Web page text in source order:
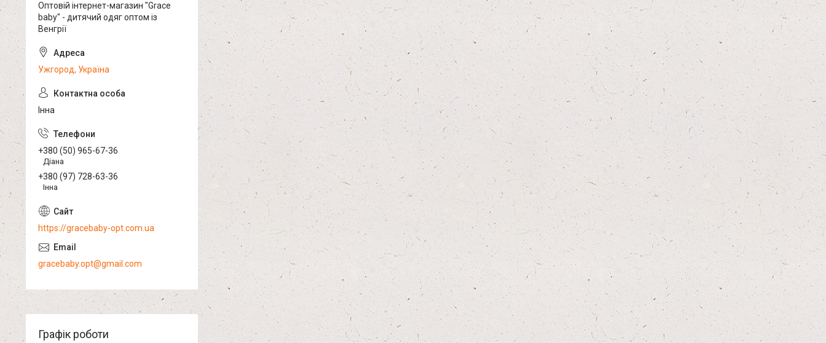
Оптовій інтернет-магазин "Grace
baby" - дитячий одяг оптом із
Венгрії
Ужгород, Україна
Інна
+380 (50) 965-67-36
Діана
+380 (97) 728-63-36
Інна
https://gracebaby-opt.com.ua
gracebaby.opt@gmail.com
Графік роботи